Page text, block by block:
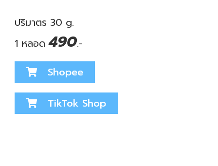
ปริมาตร 30 g.
1 หลอด490.-
Shopee
TikTok Shop